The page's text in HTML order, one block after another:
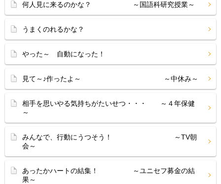
何人見に来るのかな？ ～国語科研究授業～
うまくのれるかな？
やった～ 自動になった！
見て～♪作ったよ～ ～中休み～
相手を思いやる気持ちがたいせつ・・・ ～４年保健
～
みんなで、行動にうつそう！ ～TV朝
会～
あったかハートの結集！ ～ユニセフ募金の結
果～